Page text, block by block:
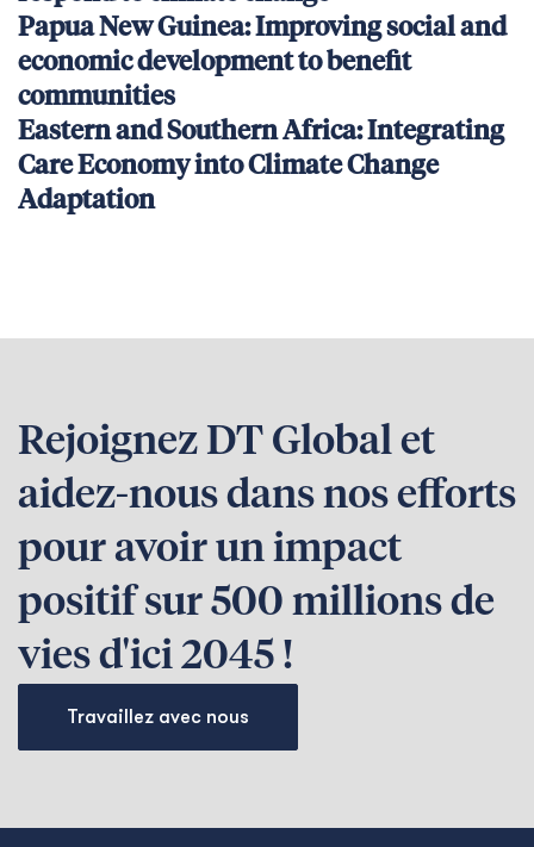
Papua New Guinea: Improving social and
economic development to benefit
communities
Eastern and Southern Africa: Integrating
Care Economy into Climate Change
Adaptation
Rejoignez DT Global et
aidez-nous dans nos efforts
pour avoir un impact
positif sur 500 millions de
vies d'ici 2045 !
Travaillez avec nous